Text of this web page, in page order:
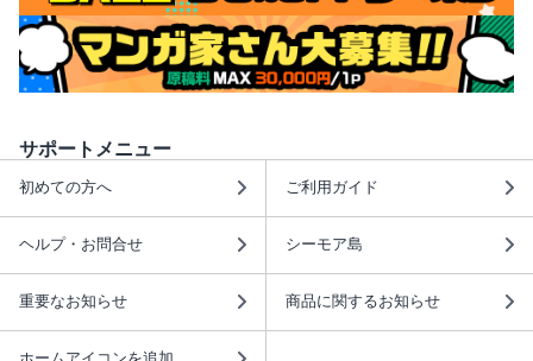
サポートメニュー
初めての方へ ご利用ガイド
ヘルプ・お問合せ シーモア島
重要なお知らせ 商品に関するお知らせ